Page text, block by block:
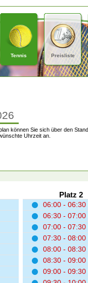
Tennis Preisliste
können Sie sich über den
Uhrzeit an.
Platz 2
06:00 - 06:30
06:30 - 07:00
07:00 - 07:30
07:30 - 08:00
08:00 - 08:30
08:30 - 09:00
09:00 - 09:30